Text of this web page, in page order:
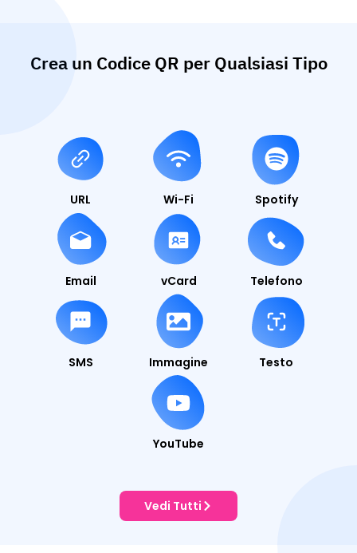
Crea un Codice QR per Qualsiasi Tipo
URL Wi-Fi Spotify
Email vCard Telefono
SMS Immagine Testo
YouTube
Vedi Tutti